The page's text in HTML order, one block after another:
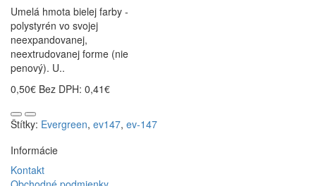
Umelá hmota bielej farby -
polystyrén vo svojej
neexpandovanej,
neextrudovanej forme (nie
penový). U..
0,50€ Bez DPH: 0,41€
Štítky: Evergreen, ev147, ev-147
Informácie
Kontakt